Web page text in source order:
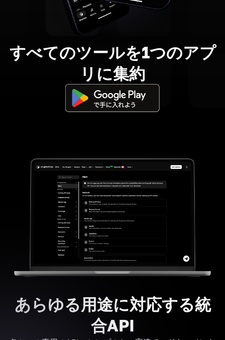
すべてのツールを1つのアプ
リに集約
あらゆる用途に対応する統
合API